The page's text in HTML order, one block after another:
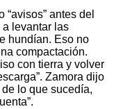
antes del
a levantar las
hundían. Eso no
compactación.
con tierra y volver
Zamora dijo
lo que sucedía,